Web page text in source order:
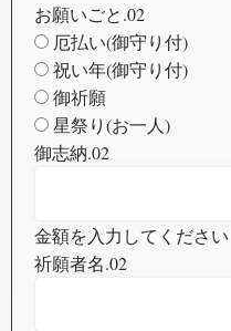
お願いごと.02
厄払い(御守り付)
祝い年(御守り付)
御祈願
星祭り(お一人)
御志納.02
金額を入力してください
祈願者名.02